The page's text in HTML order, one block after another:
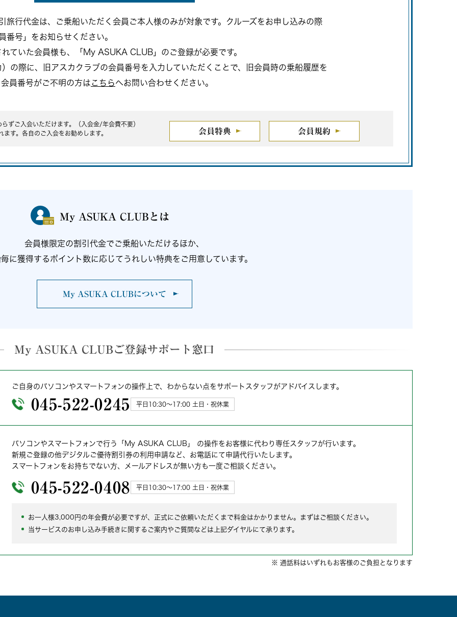
行代金は、ご乗船いただく会員ご本人様のみが対象です。クルーズをお申し込みの際
号」をお知らせください。
ていた会員様も、「My ASUKA CLUB」のご登録が必要です。
の際に、旧アスカクラブの会員番号を入力していただくことで、旧会員時の乗船履歴を
員番号がご不明の方は こちらへお問い合わせください。
ずご入会いただけます。（入会金/年会費不要）
す。 各自のご入会をお勧めします。 会員特典 会員規約
My ASUKA CLUBとは
会員様限定の割引代金でご乗船いただけるほか、
に獲得するポイント数に応じてうれしい特典をご用意しています。
My ASUKA CLUBについて
My ASUKA CLUBご登録サポート窓口
ご自身のパソコンやスマートフォンの操作上で、わからない点をサポートスタッフがアドバイスします。
045-522-0245 平日10:30～17:00 土日・祝休業
パソコンやスマートフォンで行う「My ASUKA CLUB」 の操作をお客様に代わり専任スタッフが行います。
新規ご登録の他デジタルご優待割引券の利用申請など、お電話にて申請代行いたします。
スマートフォンをお持ちでない方、メールアドレスが無い方も一度ご相談ください。
045-522-0408 平日10:30～17:00 土日・祝休業
お一人様3,000円の年会費が必要ですが、正式にご依頼いただくまで料金はかかりません。まずはご相談ください。
当サービスのお申し込み手続きに関するご案内やご質間などは上記ダイヤルにて承ります。
※ 通話料はいずれもお客様のご負担となります